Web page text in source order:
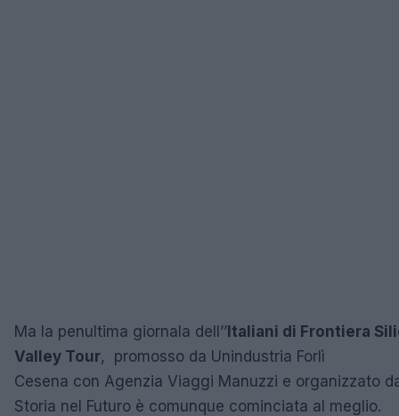
Ma la penultima giornala dell’’ Italiani di Frontiera
Valley Tour, promosso da Unindustria Forlì
Cesena con Agenzia Viaggi Manuzzi e organizzato
Storia nel Futuro è comunque cominciata al meglio.